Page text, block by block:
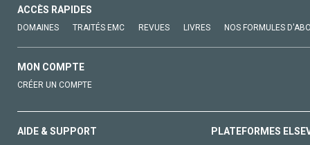
ACCÈS RAPIDES
DOMAINES TRAITÉS EMC REVUES LIVRES NOS FORMULES
MON COMPTE
CRÉER UN COMPTE
AIDE & SUPPORT PLATEFORMES